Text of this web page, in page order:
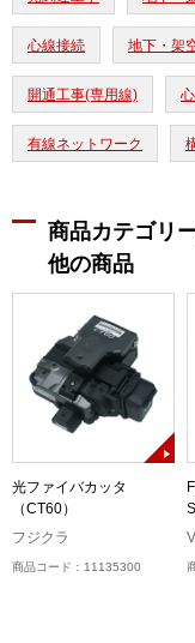
心線接続 地下・架
開通工事(専用線)
有線ネットワーク
商品カテゴリ
他の商品
光ファイバカッタ
（CT60）
フジクラ
商品コード：11135300